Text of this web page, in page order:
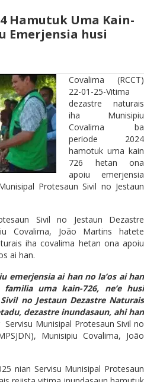
Hamutuk Uma Kain-
Emerjensia husi
Covalima (RCCT)
22-01-25-Vitima
dezastre naturais
iha Munisipiu
Covalima ba
periode 2024
hamotuk uma kain
726 hetan ona
apoiu emerjensia
Protesaun Sivil no Jestaun
Sivil no Jestaun Dezastre
Covalima, João Martins hatete
iha covalima hetan ona apoiu
ai han.
emerjensia ai han no la’os ai han
uma kain-726, ne’e husi
no Jestaun Dezastre Naturais
dezastre inundasaun, ahi han
Munisipal Protesaun Sivil no
Munisipiu Covalima, João
nian Servisu Munisipal Protesaun